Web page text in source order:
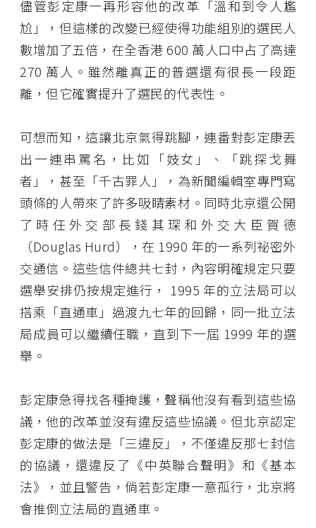
儘管彭定康一再形容他的改革「溫和到令人尷
尬」，但這樣的改變已經使得功能組別的選民人
數增加了五倍，在全香港 600 萬人口中占了高達
270 萬人。雖然離真正的普選還有很長一段距
離，但它確實提升了選民的代表性。
可想而知，這讓北京氣得跳腳，連番對彭定康丟
出一連串罵名，比如「妓女」、「跳探戈舞
者」，甚至「千古罪人」，為新聞編輯室專門寫
頭條的人帶來了許多吸睛素材。同時北京還公開
了時任外交部長錢其琛和外交大臣賀德
（Douglas Hurd），在 1990 年的一系列祕密外
交通信。這些信件總共七封，內容明確規定只要
選舉安排仍按規定進行， 1995 年的立法局可以
搭乘「直通車」過渡九七年的回歸，同一批立法
局成員可以繼續任職，直到下一屆 1999 年的選
舉。
彭定康急得找各種掩護，聲稱他沒有看到這些協
議，他的改革並沒有違反這些協議。但北京認定
彭定康的做法是「三違反」，不僅違反那七封信
的協議，還違反了《中英聯合聲明》和《基本
法》，並且警告，倘若彭定康一意孤行，北京將
會推倒立法局的直通車。